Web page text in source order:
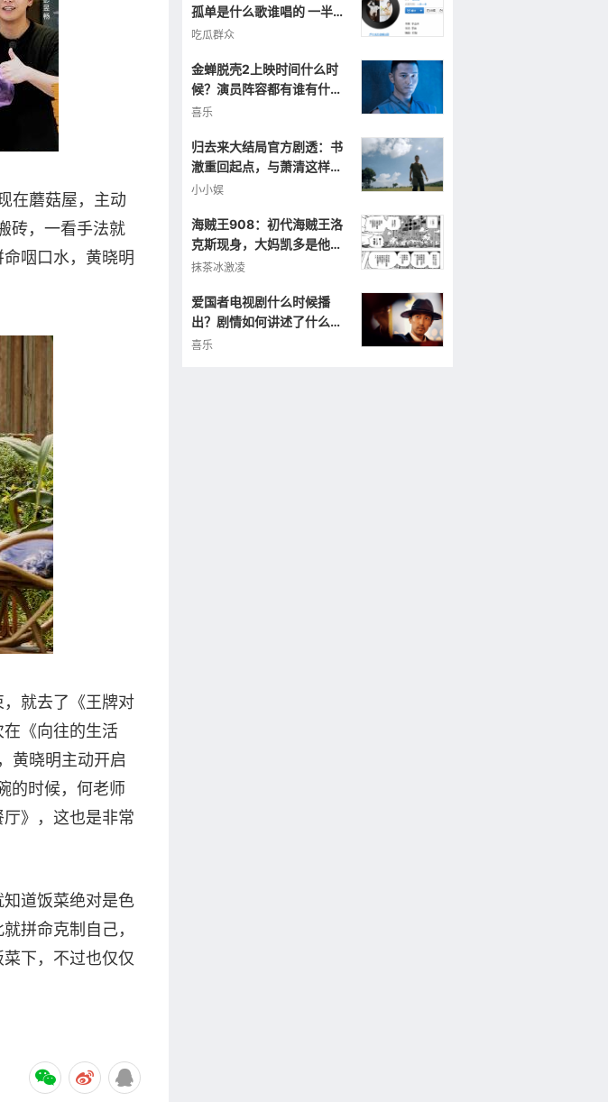
在蘑菇屋，主动
砖，一看手法就
咽口水，黄晓明
就去了《王牌对
《向往的生活
黄晓明主动开启
的时候，何老师
》，这也是非常
道饭菜绝对是色
拼命克制自己，
下，不过也仅仅
孤单是什么歌谁唱的 一半一
半完整歌词
吃瓜群众
金蝉脱壳2上映时间什么时
候？演员阵容都有谁有什么
看点呢？
喜乐
归去来大结局官方剧透：书
澈重回起点，与萧清这样重
逢
小小娱
海贼王908：初代海贼王洛
克斯现身，大妈凯多是他的
小弟，曾打败罗杰！
抹茶冰激凌
爱国者电视剧什么时候播
出？剧情如何讲述了什么样
的故事？
喜乐